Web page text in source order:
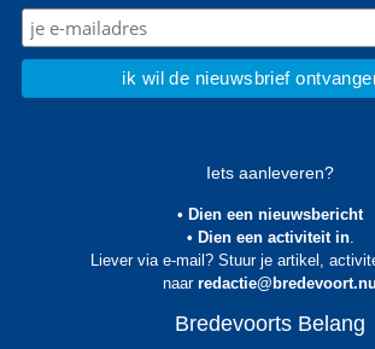
Iets aanleveren?
• Dien een nieuwsbericht
• Dien een activiteit in.
Liever via e-mail? Stuur je artikel,
naar redactie@bredevoort.nu
Bredevoorts Belang